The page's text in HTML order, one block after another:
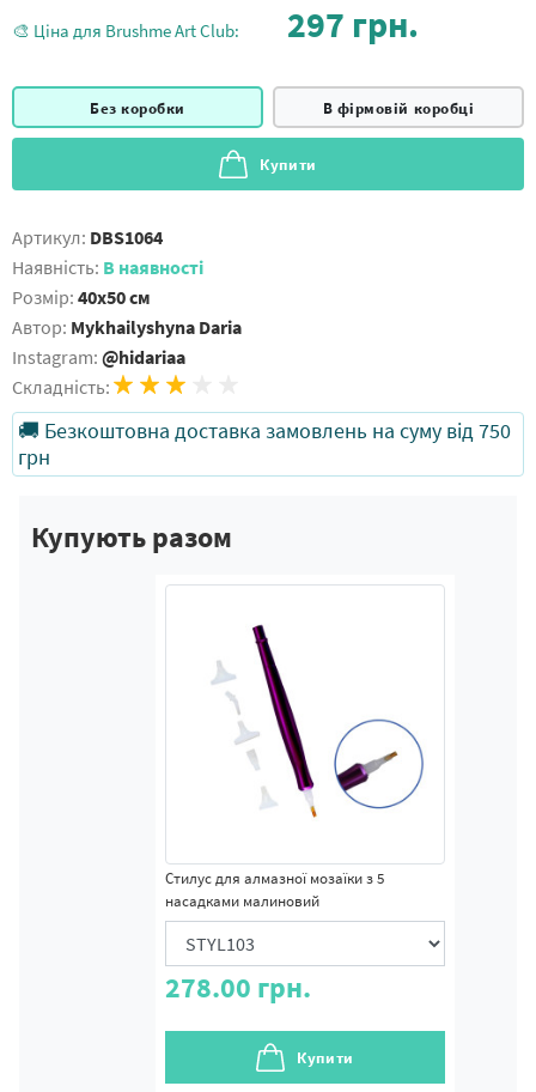
🎨 Ціна для Brushme Art Club: 297 грн.
Без коробки В фірмовій коробці
Купити
Артикул: DBS1064
Наявність: В наявності
Розмір: 40x50 см
Автор: Mykhailyshyna Daria
Instagram: @hidariaa
Складність:
🚚 Безкоштовна доставка замовлень на суму від 750
грн
Купують разом
Стилус для алмазної мозаїки з 5
насадками малиновий
278.00 грн.
Купити